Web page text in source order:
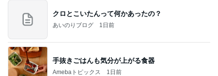
クロとこいたんって何かあったの？
あいのりブログ 1日前
手抜きごはんも気分が上がる食器
Amebaトピックス 1日前